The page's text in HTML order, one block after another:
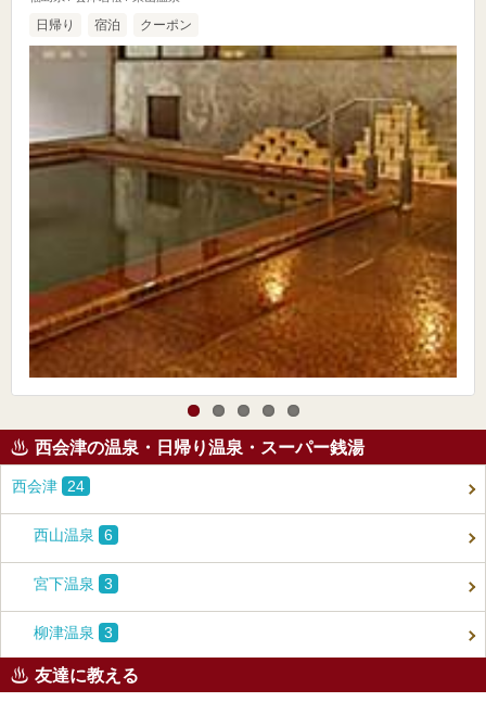
日帰り 宿泊 クーポン
西会津の温泉・日帰り温泉・スーパー銭湯
西会津 24
西山温泉 6
宮下温泉 3
柳津温泉 3
友達に教える